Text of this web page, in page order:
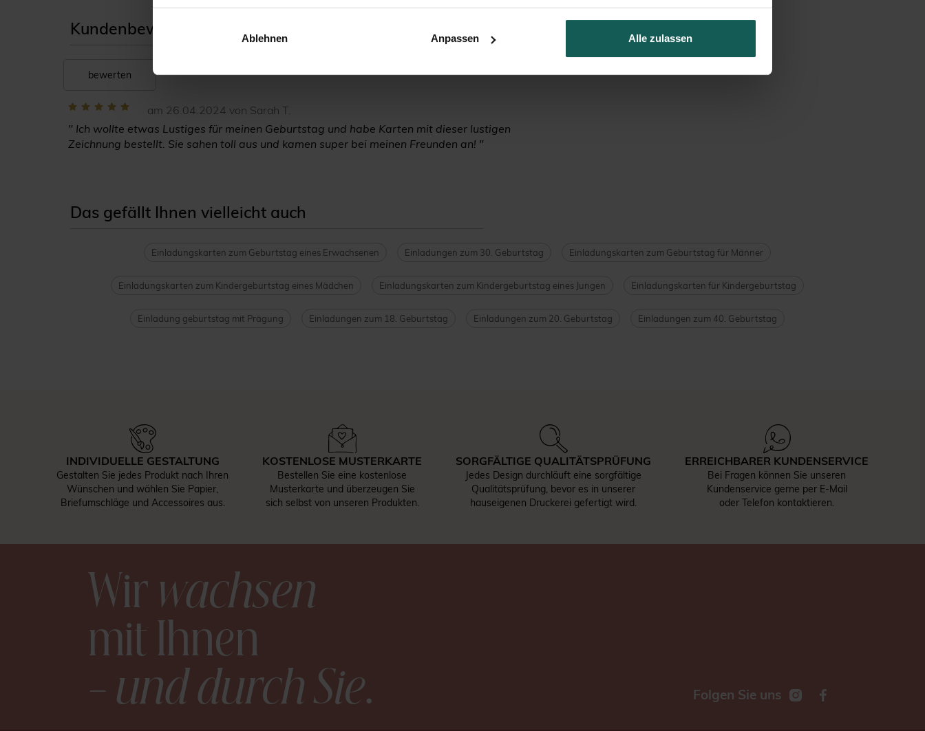
Ablehnen Anpassen Alle zulassen
Kundenbewertungen unserer geburtstagseinladung verrücktes zebra
bewerten
am 26.04.2024 von Sarah T.
" Ich wollte etwas Lustiges für meinen Geburtstag und habe Karten mit dieser lustigen
Zeichnung bestellt. Sie sahen toll aus und kamen super bei meinen Freunden an! "
Das gefällt Ihnen vielleicht auch
Einladungskarten zum Geburtstag eines Erwachsenen Einladungen zum 30. Geburtstag Einladungskarten zum Geburtstag für Männer
Einladungskarten zum Kindergeburtstag eines Mädchen Einladungskarten zum Kindergeburtstag eines Jungen Einladungskarten für Kindergeburtstag
Einladung geburtstag mit Prägung Einladungen zum 18. Geburtstag Einladungen zum 20. Geburtstag Einladungen zum 40. Geburtstag
INDIVIDUELLE GESTALTUNG
Gestalten Sie jedes Produkt nach Ihren
Wünschen und wählen Sie Papier,
Briefumschläge und Accessoires aus.
KOSTENLOSE MUSTERKARTE
Bestellen Sie eine kostenlose
Musterkarte und überzeugen Sie
sich selbst von unseren Produkten.
SORGFÄLTIGE QUALITÄTSPRÜFUNG
Jedes Design durchläuft eine sorgfältige
Qualitätsprüfung, bevor es in unserer
hauseigenen Druckerei gefertigt wird.
ERREICHBARER KUNDENSERVICE
Bei Fragen können Sie unseren
Kundenservice gerne per E-Mail
oder Telefon kontaktieren.
Wirwachsen
mit Ihnen
– und durch Sie. Folgen Sie uns